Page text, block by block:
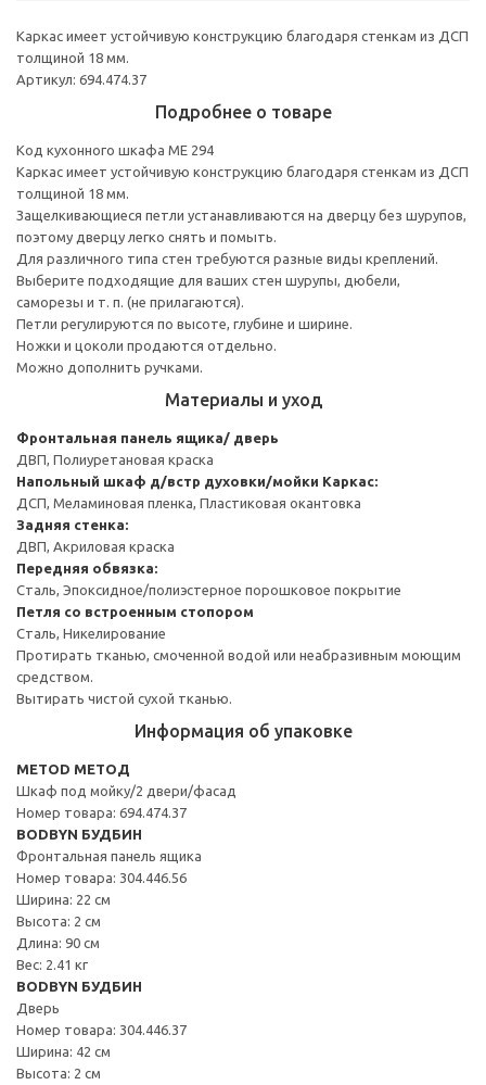
Каркас имеет устойчивую конструкцию благодаря стенкам из ДСП
толщиной 18 мм.
Артикул: 694.474.37
Подробнее о товаре
Код кухонного шкафа ME 294
Каркас имеет устойчивую конструкцию благодаря стенкам из ДСП
толщиной 18 мм.
Защелкивающиеся петли устанавливаются на дверцу без шурупов,
поэтому дверцу легко снять и помыть.
Для различного типа стен требуются разные виды креплений.
Выберите подходящие для ваших стен шурупы, дюбели,
саморезы и т. п. (не прилагаются).
Петли регулируются по высоте, глубине и ширине.
Ножки и цоколи продаются отдельно.
Можно дополнить ручками.
Материалы и уход
Фронтальная панель ящика/ дверь
ДВП, Полиуретановая краска
Напольный шкаф д/встр духовки/мойки Каркас:
ДСП, Меламиновая пленка, Пластиковая окантовка
Задняя стенка:
ДВП, Акриловая краска
Передняя обвязка:
Сталь, Эпоксидное/полиэстерное порошковое покрытие
Петля со встроенным стопором
Сталь, Никелирование
Протирать тканью, смоченной водой или неабразивным моющим
средством.
Вытирать чистой сухой тканью.
Информация об упаковке
METOD МЕТОД
Шкаф под мойку/2 двери/фасад
Номер товара: 694.474.37
BODBYN БУДБИН
Фронтальная панель ящика
Номер товара: 304.446.56
Ширина: 22 см
Высота: 2 см
Длина: 90 см
Вес: 2.41 кг
BODBYN БУДБИН
Дверь
Номер товара: 304.446.37
Ширина: 42 см
Высота: 2 см